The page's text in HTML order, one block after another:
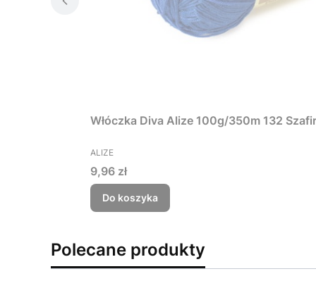
Włóczka Diva Alize 100g/350m 132
PRODUCENT
ALIZE
Cena
9,96 zł
Do koszyka
Polecane produkty